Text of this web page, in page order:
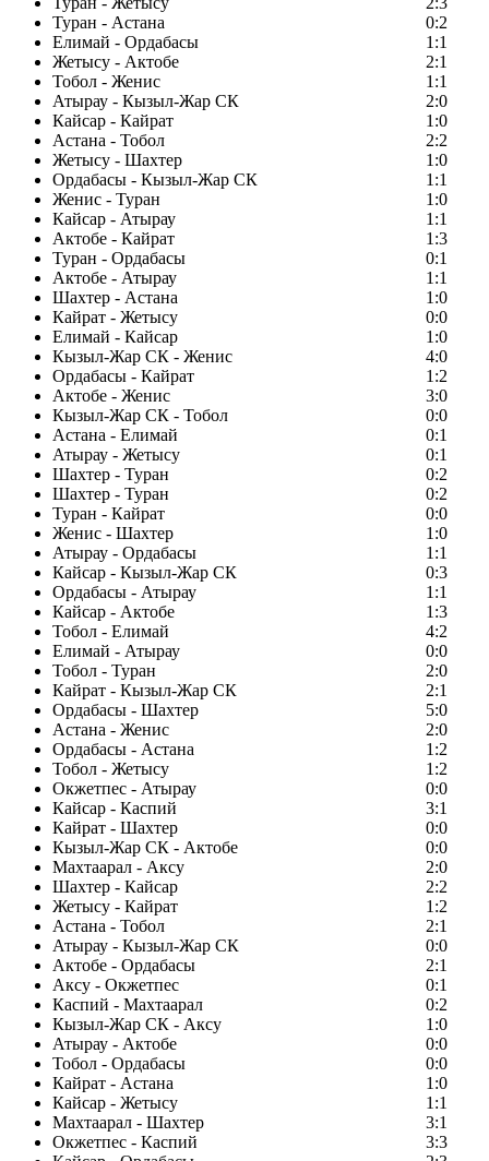
Туран - Астана
0:2
Елимай - Ордабасы
1:1
Жетысу - Актобе
2:1
Тобол - Женис
1:1
Атырау - Кызыл-Жар СК
2:0
Кайсар - Кайрат
1:0
Астана - Тобол
2:2
Жетысу - Шахтер
1:0
Ордабасы - Кызыл-Жар СК
1:1
Женис - Туран
1:0
Кайсар - Атырау
1:1
Актобе - Кайрат
1:3
Туран - Ордабасы
0:1
Актобе - Атырау
1:1
Шахтер - Астана
1:0
Кайрат - Жетысу
0:0
Елимай - Кайсар
1:0
Кызыл-Жар СК - Женис
4:0
Ордабасы - Кайрат
1:2
Актобе - Женис
3:0
Кызыл-Жар СК - Тобол
0:0
Астана - Елимай
0:1
Атырау - Жетысу
0:1
Шахтер - Туран
0:2
Шахтер - Туран
0:2
Туран - Кайрат
0:0
Женис - Шахтер
1:0
Атырау - Ордабасы
1:1
Кайсар - Кызыл-Жар СК
0:3
Ордабасы - Атырау
1:1
Кайсар - Актобе
1:3
Тобол - Елимай
4:2
Елимай - Атырау
0:0
Тобол - Туран
2:0
Кайрат - Кызыл-Жар СК
2:1
Ордабасы - Шахтер
5:0
Астана - Женис
2:0
Ордабасы - Астана
1:2
Тобол - Жетысу
1:2
Окжетпес - Атырау
0:0
Кайсар - Каспий
3:1
Кайрат - Шахтер
0:0
Кызыл-Жар СК - Актобе
0:0
Махтаарал - Аксу
2:0
Шахтер - Кайсар
2:2
Жетысу - Кайрат
1:2
Астана - Тобол
2:1
Атырау - Кызыл-Жар СК
0:0
Актобе - Ордабасы
2:1
Аксу - Окжетпес
0:1
Каспий - Махтаарал
0:2
Кызыл-Жар СК - Аксу
1:0
Атырау - Актобе
0:0
Тобол - Ордабасы
0:0
Кайрат - Астана
1:0
Кайсар - Жетысу
1:1
Махтаарал - Шахтер
3:1
Окжетпес - Каспий
3:3